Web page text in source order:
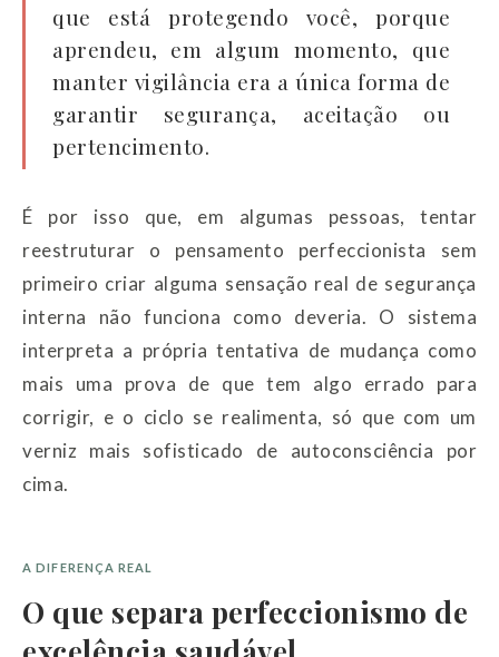
que está protegendo você, porque
aprendeu, em algum momento, que
manter vigilância era a única forma de
garantir segurança, aceitação ou
pertencimento.
É por isso que, em algumas pessoas, tentar
reestruturar o pensamento perfeccionista sem
primeiro criar alguma sensação real de segurança
interna não funciona como deveria. O sistema
interpreta a própria tentativa de mudança como
mais uma prova de que tem algo errado para
corrigir, e o ciclo se realimenta, só que com um
verniz mais sofisticado de autoconsciência por
cima.
A DIFERENÇA REAL
O que separa perfeccionismo de